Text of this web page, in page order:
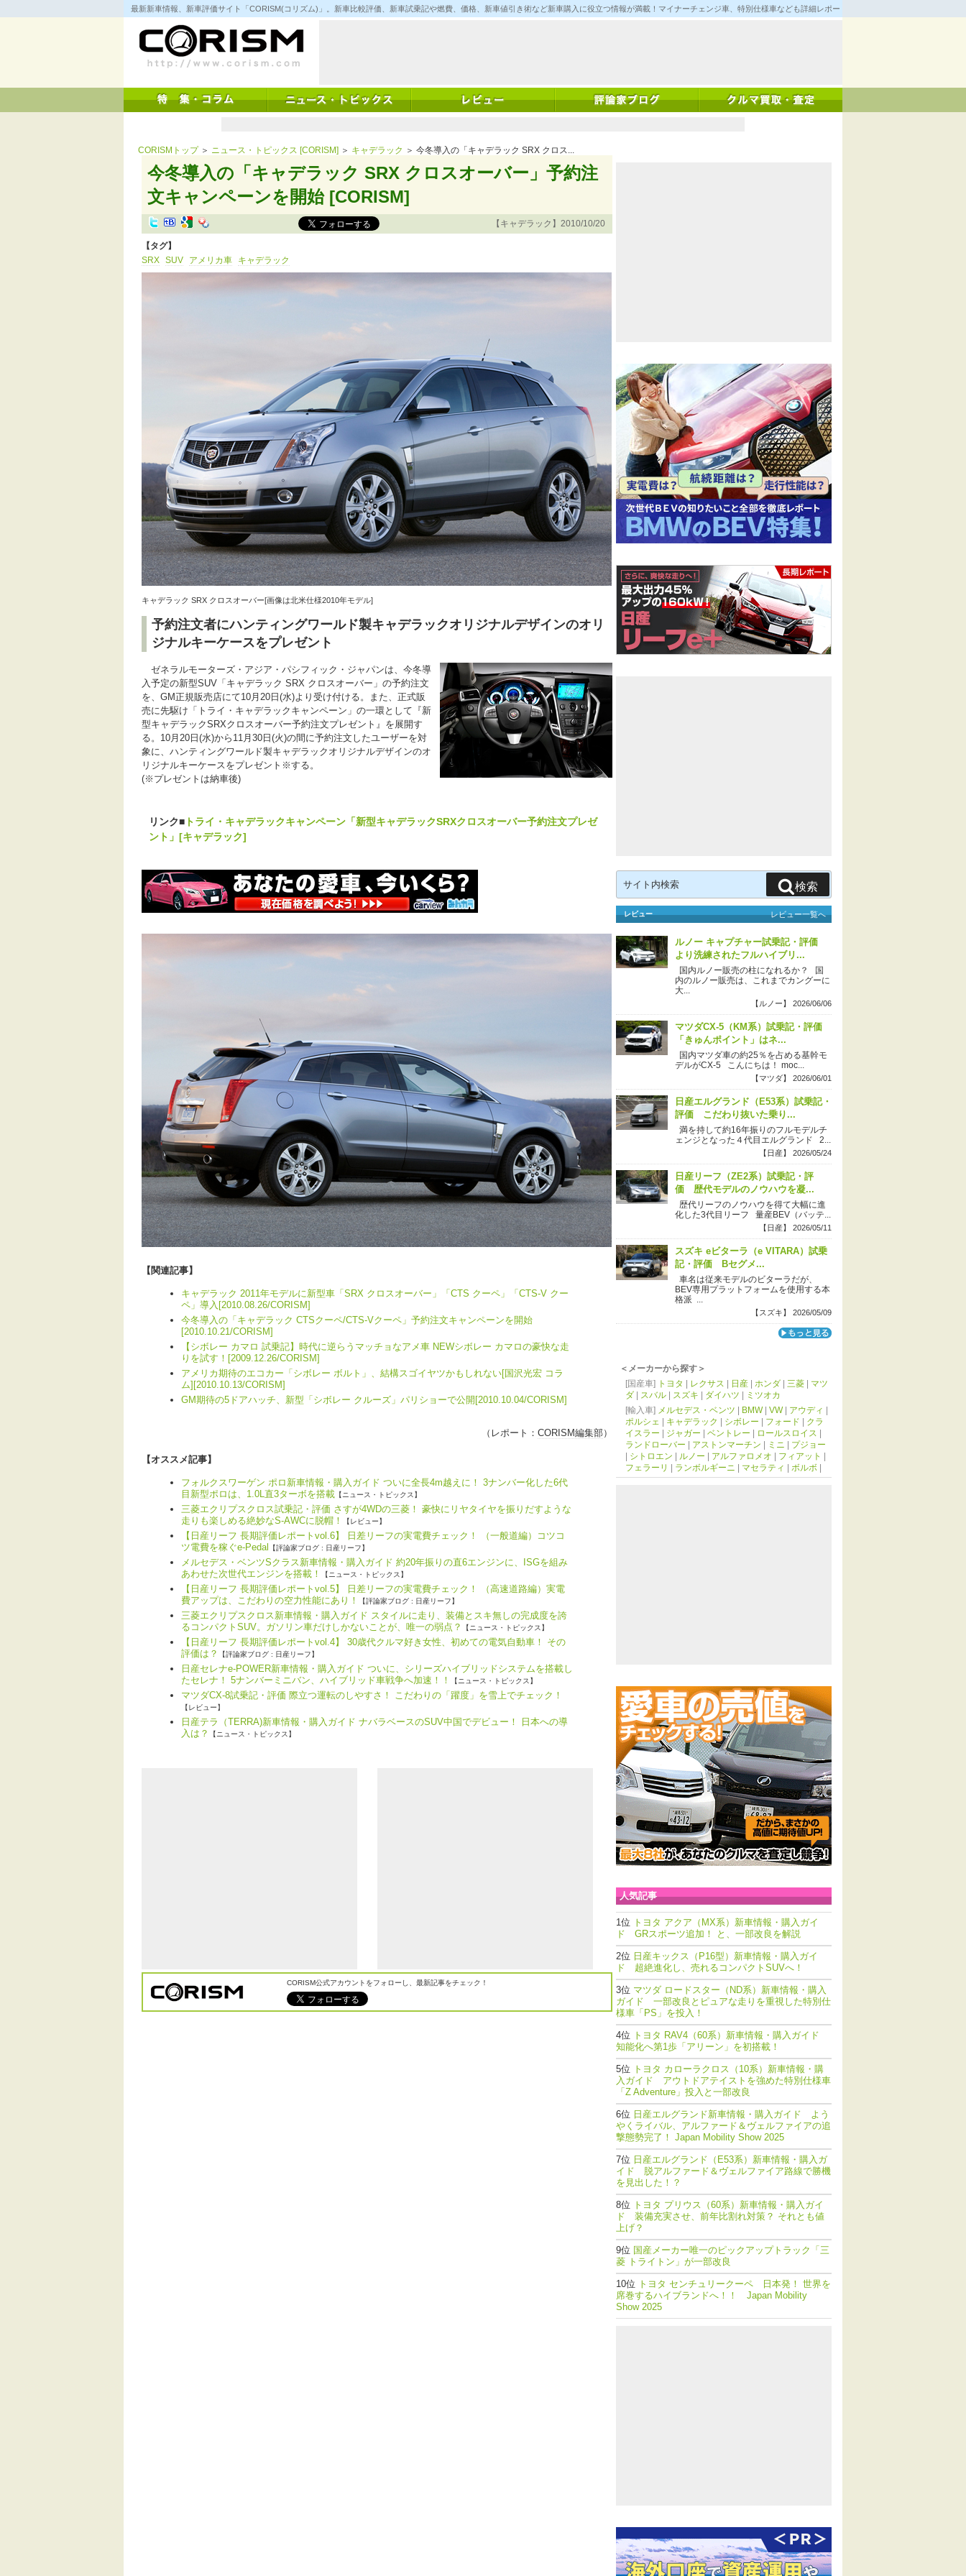
コ
ン
キ
ッ
最新新車情報、新車評価サイト「CORISM(コリズム)」。新車比較評価、新車試乗記や燃費、価格、新車値引き術など新車購入に役立つ情報が満載！マイナーチェンジ車、特別仕様車なども詳細レポート！
CORISMトップ＞ ニュース・トピックス [CORISM] ＞ キャデラック ＞ 今冬導入の「キャデラック SRX クロス...
今冬導入の「キャデラック SRX クロスオーバー」予約注
文キャンペーンを開始 [CORISM]
【キャデラック】2010/10/20
【タグ】
SRX SUV アメリカ車 キャデラック
キャデラック SRX クロスオーバー[画像は北米仕様2010年モデル]
予約注文者にハンティングワールド製キャデラックオリジナルデザインのオリ
ジナルキーケースをプレゼント
ゼネラルモーターズ・アジア・パシフィック・ジャパンは、今冬導
入予定の新型SUV「キャデラック SRX クロスオーバー」の予約注文
を、GM正規販売店にて10月20日(水)より受け付ける。また、正式販
売に先駆け「トライ・キャデラックキャンペーン」の一環として『新
型キャデラックSRXクロスオーバー予約注文プレゼント』を展開す
る。10月20日(水)から11月30日(火)の間に予約注文したユーザーを対
象に、ハンティングワールド製キャデラックオリジナルデザインのオ
リジナルキーケースをプレゼント※する。
(※プレゼントは納車後)
リンク■ トライ・キャデラックキャンペーン「新型キャデラックSRXクロスオーバー予約注文プレゼ
ント」[キャデラック]
【関連記事】
キャデラック 2011年モデルに新型車「SRX クロスオーバー」「CTS クーペ」「CTS-V クー
ペ」導入[2010.08.26/CORISM]
今冬導入の「キャデラック CTSクーペ/CTS-Vクーペ」予約注文キャンペーンを開始
[2010.10.21/CORISM]
【シボレー カマロ 試乗記】時代に逆らうマッチョなアメ車 NEWシボレー カマロの豪快な走
りを試す！[2009.12.26/CORISM]
アメリカ期待のエコカー「シボレー ボルト」、結構スゴイヤツかもしれない[国沢光宏 コラ
ム][2010.10.13/CORISM]
GM期待の5ドアハッチ、新型「シボレー クルーズ」パリショーで公開[2010.10.04/CORISM]
（レポート： CORISM編集部）
【オススメ記事】
フォルクスワーゲン ポロ新車情報・購入ガイド ついに全長4m越えに！ 3ナンバー化した6代
目新型ポロは、1.0L直3ターボを搭載 【ニュース・トピックス】
三菱エクリプスクロス試乗記・評価 さすが4WDの三菱！ 豪快にリヤタイヤを振りだすような
走りも楽しめる絶妙なS-AWCに脱帽！
【レビュー】
【日産リーフ 長期評価レポートvol.6】 日差リーフの実電費チェック！ （一般道編）コツコ
ツ電費を稼ぐe-Pedal
【評論家ブログ : 日産リーフ】
メルセデス・ベンツSクラス新車情報・購入ガイド 約20年振りの直6エンジンに、ISGを組み
あわせた次世代エンジンを搭載！
【ニュース・トピックス】
【日産リーフ 長期評価レポートvol.5】 日差リーフの実電費チェック！ （高速道路編）実電
費アップは、こだわりの空力性能にあり！
【評論家ブログ : 日産リーフ】
三菱エクリプスクロス新車情報・購入ガイド スタイルに走り、装備とスキ無しの完成度を誇
るコンパクトSUV。ガソリン車だけしかないことが、唯一の弱点？
【ニュース・トピックス】
【日産リーフ 長期評価レポートvol.4】 30歳代クルマ好き女性、初めての電気自動車！ その
評価は？
【評論家ブログ : 日産リーフ】
日産セレナe-POWER新車情報・購入ガイド ついに、シリーズハイブリッドシステムを搭載し
たセレナ！ 5ナンバーミニバン、ハイブリッド車戦争へ加速！！
【ニュース・トピックス】
マツダCX-8試乗記・評価 際立つ運転のしやすさ！ こだわりの「躍度」を雪上でチェック！
【レビュー】
日産テラ（TERRA)新車情報・購入ガイド ナバラベースのSUV中国でデビュー！ 日本への導
入は？
【ニュース・トピックス】
CORISM公式アカウントをフォローし、最新記事をチェック！
索:
検索
レビュー レビュー一覧へ
ルノー キャプチャー試乗記・評価
より洗練されたフルハイブリ...
国内ルノー販売の柱になれるか？ 国
内のルノー販売は、これまでカングーに
大...
【ルノー】 2026/06/06
マツダCX-5（KM系）試乗記・評価
「きゅんポイント」はネ...
国内マツダ車の約25％を占める基幹モ
デルがCX-5 こんにちは！ moc...
【マツダ】 2026/06/01
日産エルグランド（E53系）試乗記・
評価 こだわり抜いた乗り...
満を持して約16年振りのフルモデルチ
ェンジとなった４代目エルグランド 2...
【日産】 2026/05/24
日産リーフ（ZE2系）試乗記・評
価 歴代モデルのノウハウを凝...
歴代リーフのノウハウを得て大幅に進
化した3代目リーフ 量産BEV（バッテ...
【日産】 2026/05/11
スズキ eビターラ（e VITARA）試乗
記・評価 Bセグメ...
車名は従来モデルのビターラだが、
BEV専用プラットフォームを使用する本
格派 ...
【スズキ】 2026/05/09
＜メーカーから探す＞
[国産車] トヨタ レクサス 日産 ホンダ 三菱
マツ
ダ
スバル スズキ ダイハツ
ミツオカ
[輸入車] メルセデス・ベンツ BMW| VW| アウディ
ポルシェ
キャデラック シボレー フォード
クラ
イスラー
ジャガー ベントレー ロールスロイス
ランドローバー
アストンマーチン ミニ
プジョー
シトロエン ルノー アルファロメオ フィアット
フェラーリ
ランボルギーニ マセラティ ボルボ
人気記事
トヨタ アクア（MX系）新車情報・購入ガイ
ド GRスポーツ追加！ と、一部改良を解説
日産キックス（P16型）新車情報・購入ガイ
ド 超絶進化し、売れるコンパクトSUVへ！
マツダ ロードスター（ND系）新車情報・購入
ガイド 一部改良とピュアな走りを重視した特別仕
様車「PS」を投入！
トヨタ RAV4（60系）新車情報・購入ガイド
知能化へ第1歩「アリーン」を初搭載！
トヨタ カローラクロス（10系）新車情報・購
入ガイド アウトドアテイストを強めた特別仕様車
「Z Adventure」投入と一部改良
日産エルグランド新車情報・購入ガイド よう
やくライバル、アルファード＆ヴェルファイアの追
撃態勢完了！ Japan Mobility Show 2025
日産エルグランド（E53系）新車情報・購入ガ
イド 脱アルファード＆ヴェルファイア路線で勝機
を見出した！？
トヨタ プリウス（60系）新車情報・購入ガイ
ド 装備充実させ、前年比割れ対策？ それとも値
上げ？
国産メーカー唯一のピックアップトラック「三
菱 トライトン」が一部改良
トヨタ センチュリークーペ 日本発！ 世界を
席巻するハイブランドへ！！ Japan Mobility
Show 2025